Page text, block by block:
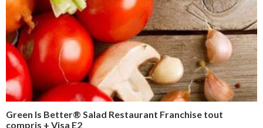
Green Is Better® Salad Restaurant Franchise tout
compris + Visa E2